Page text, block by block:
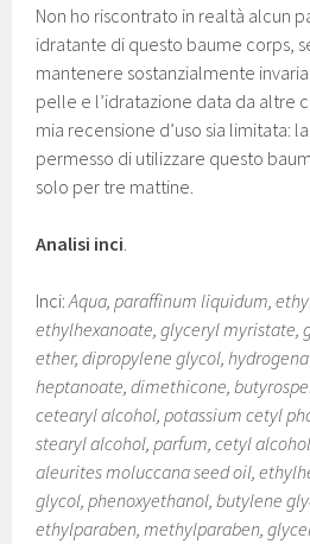
Non ho riscontrato in realtà alcun
idratante di questo baume corps,
mantenere sostanzialmente
pelle e l’idratazione data da altre
mia recensione d’uso sia limitata:
permesso di utilizzare questo
solo per tre mattine.
Analisi inci.
Inci:Aqua, paraffinum liquidum,
ethylhexanoate, glyceryl myristate,
ether, dipropylene glycol,
heptanoate, dimethicone,
cetearyl alcohol, potassium cetyl
stearyl alcohol, parfum, cetyl
aleurites moluccana seed oil,
glycol, phenoxyethanol, butylene
ethylparaben, methylparaben,